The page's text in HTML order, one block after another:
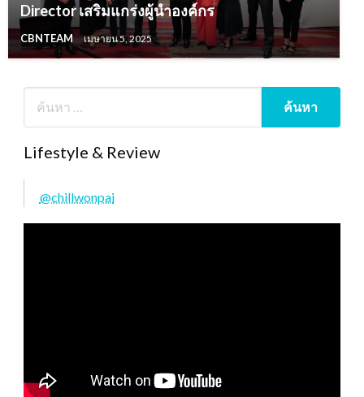
Director เสริมแกร่งผู้นำองค์กร
CBNTEAM เมษายน 5, 2025
Lifestyle & Review
@chillwonpai